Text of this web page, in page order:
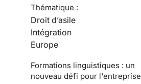
Thématique :
Droit d’asile
Intégration
Europe
Formations linguistiques : un
nouveau défi pour l'entreprise